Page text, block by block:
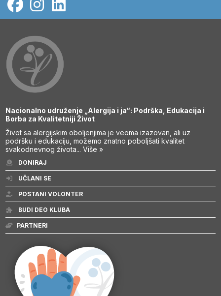
Nacionalno udruženje „Alergija i ja“: Podrška, Edukacija i
Borba za Kvalitetniji Život
Život sa alergijskim oboljenjima je veoma izazovan, ali uz
podršku i edukaciju, možemo znatno poboljšati kvalitet
svakodnevnog života...Više »
DONIRAJ
UČLANI SE
POSTANI VOLONTER
BUDI DEO KLUBA
PARTNERI